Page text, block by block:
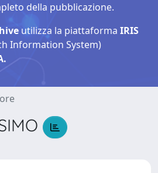
della pubblicazione.
utilizza la piattaforma IRIS
Information System)